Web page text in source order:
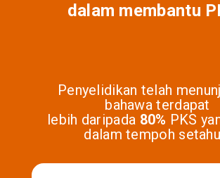
dalam membantu
Penyelidikan telah
bahawa terdapat
lebih daripada 80% PKS
dalam tempoh